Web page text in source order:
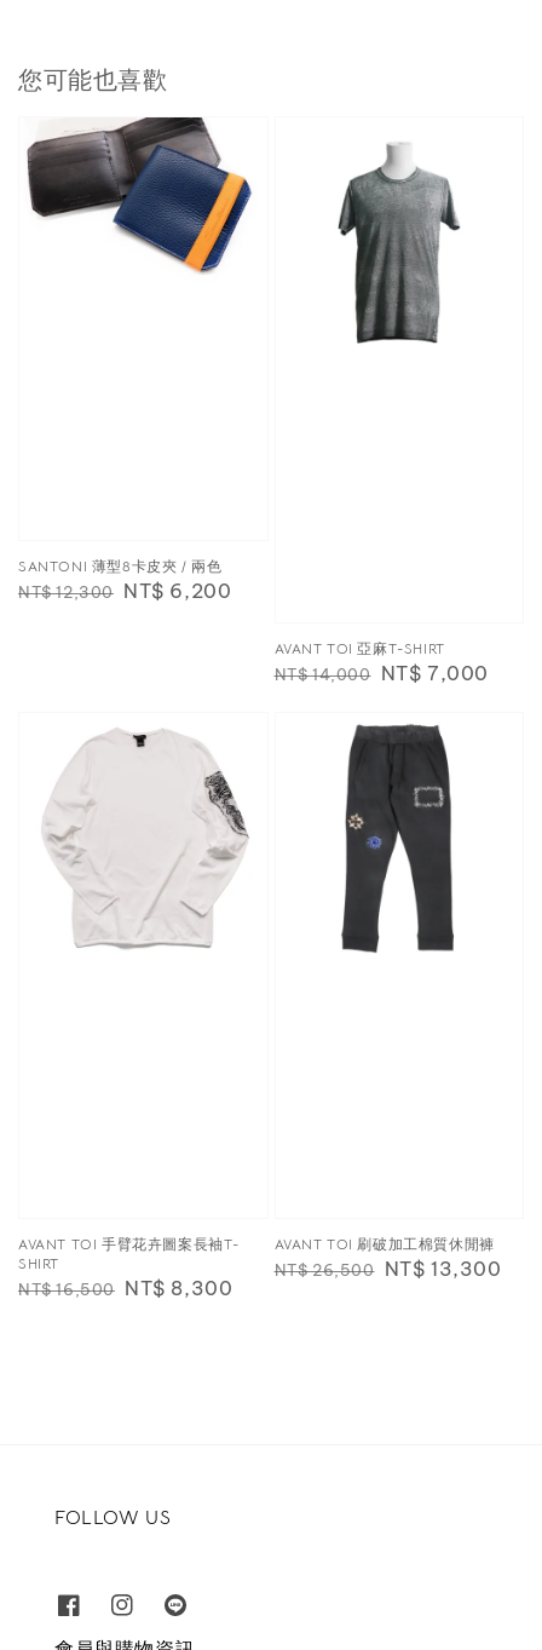
您可能也喜歡
SANTONI 薄型8卡皮夾 / 兩色
Regular
NT$ 12,300 Sale
NT$ 6,200
AVANT TOI 亞麻T-SHIRT
Regular
NT$ 14,000 Sale
NT$ 7,000
AVANT TOI 手臂花卉圖案長袖T-
SHIRT
Regular
NT$ 16,500 Sale
NT$ 8,300
AVANT TOI 刷破加工棉質休閒褲
Regular
NT$ 26,500 Sale
NT$ 13,300
FOLLOW US